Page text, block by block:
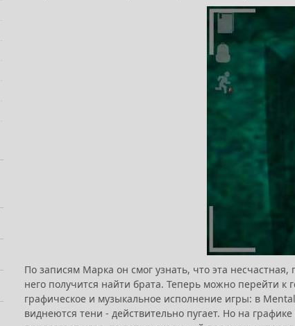
По записям Марка он смог узнать, что эта
него получится найти брата. Теперь можно перейти
графическое и музыкальное исполнение игры: в
виднеются тени - действительно пугает. Но на